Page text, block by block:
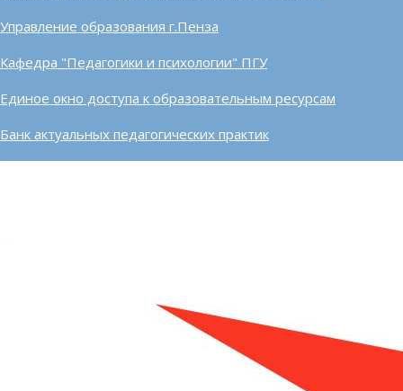
Управление образования г.Пенза
Кафедра "Педагогики и психологии" ПГУ
Единое окно доступа к образовательным ресурсам
Банк актуальных педагогических практик